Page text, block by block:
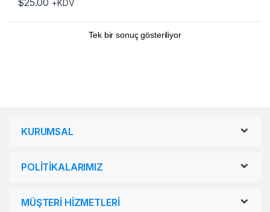
+KDV
Tek bir sonuç gösteriliyor
KURUMSAL
POLİTİKALARIMIZ
MÜŞTERİ HİZMETLERİ